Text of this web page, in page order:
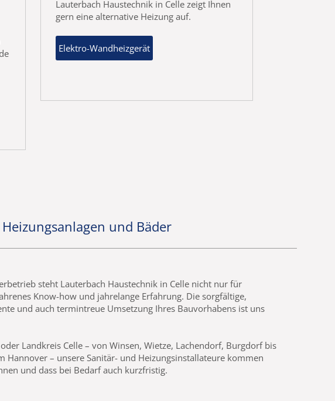
Lauterbach Haustechnik in Celle zeigt Ihnen
gern eine alternative Heizung auf.
Elektro-Wandheizgerät
und Bäder
steht Lauterbach Haustechnik in Celle nicht nur für
Know-how und jahrelange Erfahrung. Die sorgfältige,
und auch termintreue Umsetzung Ihres Bauvorhabens ist uns
Landkreis Celle – von Winsen, Wietze, Lachendorf, Burgdorf bis
Hannover – unsere Sanitär- und Heizungsinstallateure kommen
und dass bei Bedarf auch kurzfristig.